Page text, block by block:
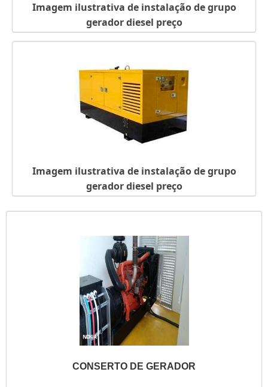
Imagem ilustrativa de instalação de grupo
gerador diesel preço
Imagem ilustrativa de instalação de grupo
gerador diesel preço
CONSERTO DE GERADOR